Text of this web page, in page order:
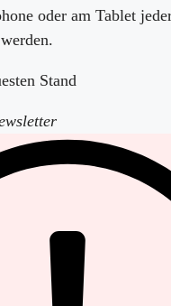
oder am Tablet
Stand